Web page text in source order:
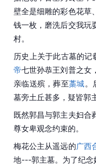
壁全是细雕的彩色花草
钱一枚，磨洗后交我玩
村。
历史上关于此古墓的
帝七世孙恭王刘普之女
亲临送殡，葬至藁城。
墓旁土丘甚多，疑皆郭
既然郭昌与郭主夫妇合
尊女卑观念约束的。
梅花公主从遥远的广西
地---郭主墓。为了纪念